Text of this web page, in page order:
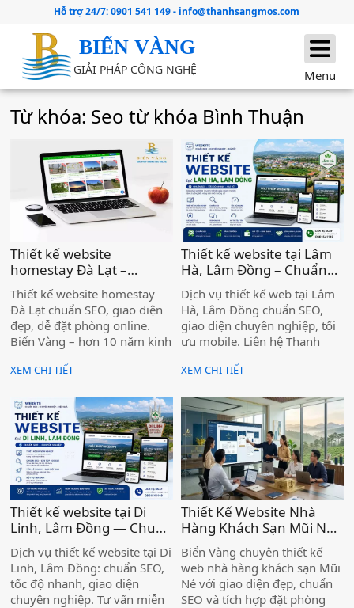
Hỗ trợ 24/7:0901 541 149- info@thanhsangmos.com
BIỂN VÀNG
GIẢI PHÁP CÔNG NGHỆ Menu
Từ khóa: Seo từ khóa Bình Thuận
Thiết kế website
homestay Đà Lạt –
Chuẩn SEO, đẹp, hiệu
quả )
Thiết kế website homestay
Đà Lạt chuẩn SEO, giao diện
đẹp, dễ đặt phòng online.
Biển Vàng – hơn 10 năm kinh
Lâm Đồng.
XEM CHI TIẾT
Thiết kế website tại Lâm
Hà, Lâm Đồng – Chuẩn
SEO, Giá Tốt )
Dịch vụ thiết kế web tại Lâm
Hà, Lâm Đồng chuẩn SEO,
giao diện chuyên nghiệp, tối
ưu mobile. Liên hệ Thanh
Sang MOS để được tư vấn
miễn phí ngay hôm nay.
XEM CHI TIẾT
Thiết kế website tại Di
Linh, Lâm Đồng — Chuẩn
SEO, Chuyên nghiệp )
Dịch vụ thiết kế website tại Di
Linh, Lâm Đồng: chuẩn SEO,
tốc độ nhanh, giao diện
chuyên nghiệp. Tư vấn miễn
Thiết Kế Website Nhà
Hàng Khách Sạn Mũi Né
– Chuyên Nghiệp, Chức
Năng Đặt Phòng Trực
Tuyến Tiện Ích )
Biển Vàng chuyên thiết kế
web nhà hàng khách sạn Mũi
Né với giao diện đẹp, chuẩn
SEO và tích hợp đặt phòng